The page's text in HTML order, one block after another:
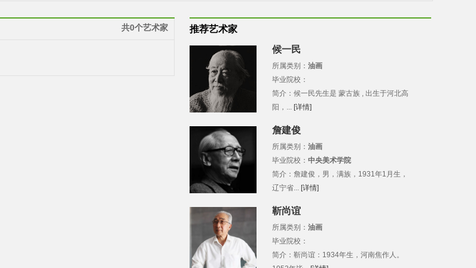
共0个艺术家 推荐艺术家
候一民
所属类别： 油画
毕业院校：
简介：候一民先生是 蒙古族 , 出生于河北高
阳，... [详情]
詹建俊
所属类别： 油画
毕业院校： 中央美术学院
简介：詹建俊，男，满族，1931年1月生，
辽宁省... [详情]
靳尚谊
所属类别： 油画
毕业院校：
简介：靳尚谊：1934年生，河南焦作人。